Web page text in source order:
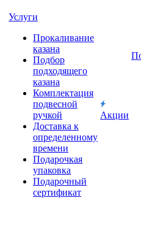
Услуги
Прокаливание
казана
Подбор
подходящего
казана
Комплектация
подвесной
ручкой
Доставка к
определенному
времени
Подарочкая
упаковка
Подарочный
сертификат
Акции